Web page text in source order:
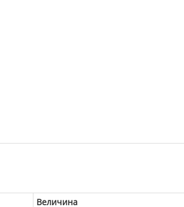
Величина